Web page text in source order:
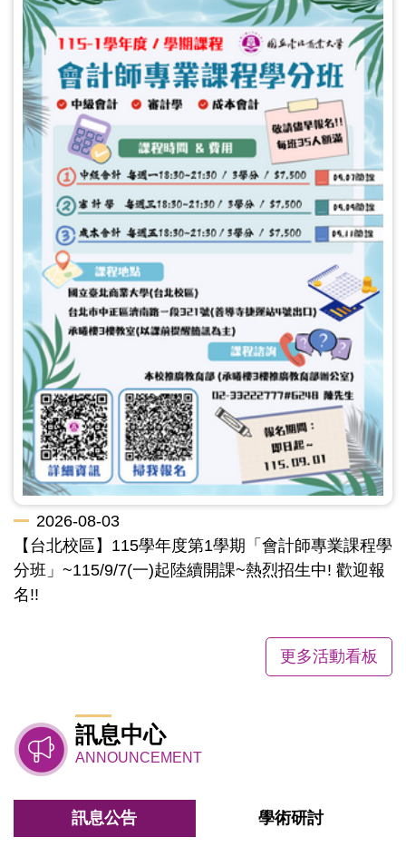
2026-08-03
【台北校區】115學年度第1學期「會計師專業課程學
分班」~115/9/7(一)起陸續開課~熱烈招生中! 歡迎報
名!!
更多活動看板
訊息中心
ANNOUNCEMENT
訊息公告 學術研討